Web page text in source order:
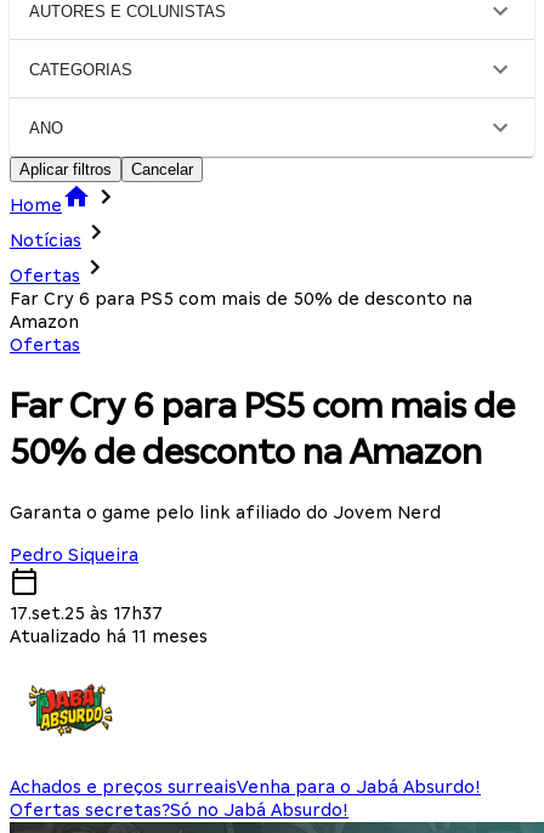
AUTORES E COLUNISTAS
CATEGORIAS
ANO
Aplicar filtros Cancelar
Home
Notícias
Ofertas
Far Cry 6 para PS5 com mais de 50% de desconto na
Amazon
Ofertas
Far Cry 6 para PS5 com mais de
50% de desconto na Amazon
Garanta o game pelo link afiliado do Jovem Nerd
Pedro Siqueira
17.set.25 às 17h37
Atualizado há 11 meses
Achados e preços surreaisVenha para o Jabá Absurdo!
Ofertas secretas?Só no Jabá Absurdo!